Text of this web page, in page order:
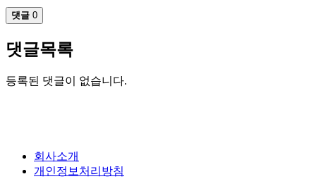
댓글 0
댓글목록
등록된 댓글이 없습니다.
회사소개
개인정보처리방침